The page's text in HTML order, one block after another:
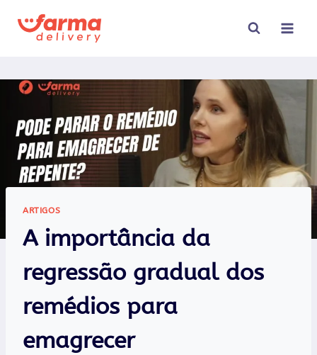
para
ARTIGOS
A importância da
regressão gradual dos
remédios para
emagrecer